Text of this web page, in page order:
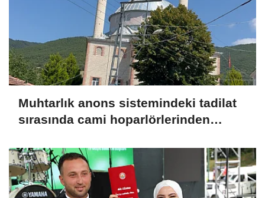
Muhtarlık anons sistemindeki tadilat
sırasında cami hoparlörlerinden